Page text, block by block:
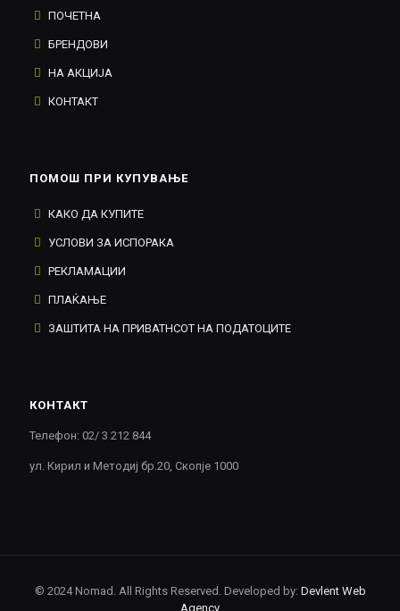
ПОЧЕТНА
БРЕНДОВИ
НА АКЦИЈА
КОНТАКТ
ПОМОШ ПРИ КУПУВАЊЕ
КАКО ДА КУПИТЕ
УСЛОВИ ЗА ИСПОРАКА
РЕКЛАМАЦИИ
ПЛАЌАЊЕ
ЗАШТИТА НА ПРИВАТНСОТ НА ПОДАТОЦИТЕ
КОНТАКТ
Телефон: 02/ 3 212 844
ул. Кирил и Методиј бр.20, Скопје 1000
© 2024 Nomad. All Rights Reserved. Developed by: Devlent Web
Agency